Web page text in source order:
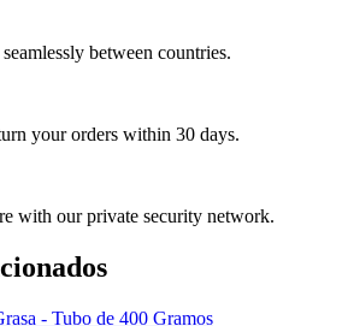
between countries.
your orders within 30 days.
with our private security network.